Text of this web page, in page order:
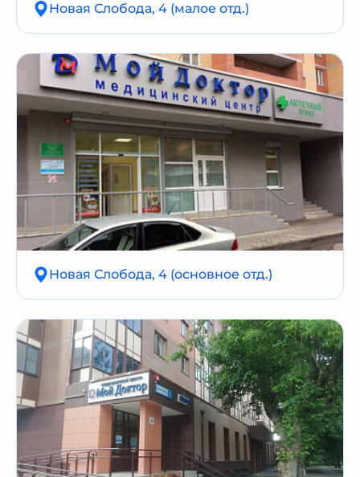
Новая Слобода, 4 (малое отд.)
Новая Слобода, 4 (основное отд.)